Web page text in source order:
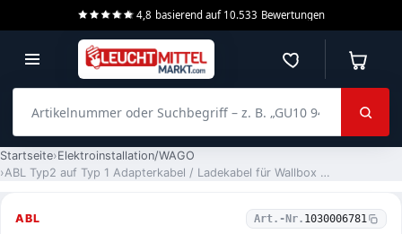
4,8 basierend auf 10.533 Bewertungen
Merkzettel
Startseite Elektroinstallation/WAGO
ABL Typ2 auf Typ 1 Adapterkabel / Ladekabel für Wallbox eMH1 + eMH3 4 Meter (LAKK2K1)
ABL Art.-Nr. 1030006781